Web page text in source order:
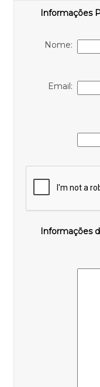
Informações
Nome:
Email:
Informações